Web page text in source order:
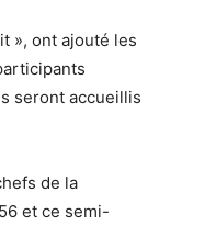
», ont ajouté les
seront accueillis
de la
et ce semi-